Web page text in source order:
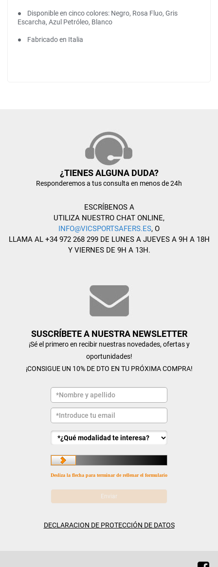
● Disponible en cinco colores: Negro, Rosa Fluo, Gris
Escarcha, Azul Petróleo, Blanco
● Fabricado en Italia
¿TIENES ALGUNA DUDA?
Responderemos a tus consulta en menos de 24h
ESCRÍBENOS A
UTILIZA NUESTRO CHAT ONLINE,
INFO@VICSPORTSAFERS.ES, O
LLAMA AL +34 972 268 299 DE LUNES A JUEVES A 9H A 18H
Y VIERNES DE 9H A 13H.
SUSCRÍBETE A NUESTRA NEWSLETTER
¡Sé el primero en recibir nuestras novedades, ofertas y
oportunidades!
¡CONSIGUE UN 10% DE DTO EN TU PRÓXIMA COMPRA!
Desliza la flecha para terminar de rellenar el formulario
DECLARACION DE PROTECCIÓN DE DATOS